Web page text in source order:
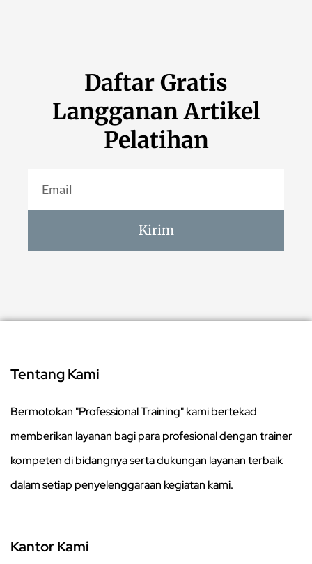
Daftar Gratis
Langganan Artikel
Pelatihan
Kirim
Tentang Kami
Bermotokan "Professional Training" kami bertekad
memberikan layanan bagi para profesional dengan trainer
kompeten di bidangnya serta dukungan layanan terbaik
dalam setiap penyelenggaraan kegiatan kami.
Kantor Kami